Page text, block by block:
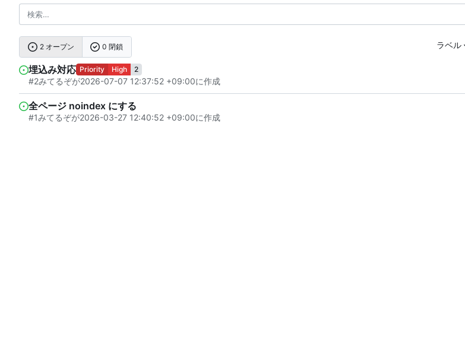
2 オープン 0 閉鎖 ラベル
埋込み対応 Priority High 2
#2みてるぞが2026-07-07 12:37:52 +09:00に作成
全ページ noindex にする
#1みてるぞが2026-03-27 12:40:52 +09:00に作成